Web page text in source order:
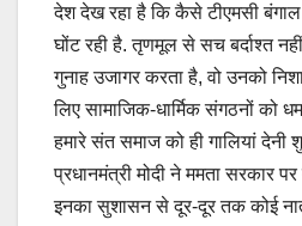
देश देख रहा है कि कैसे टीएमसी बंगाल
घोंट रही है. तृणमूल से सच बर्दाश्त
गुनाह उजागर करता है, वो उनको
लिए सामाजिक-धार्मिक संगठनों को
हमारे संत समाज को ही गालियां देनी
प्रधानमंत्री मोदी ने ममता सरकार
इनका सुशासन से दूर-दूर तक कोई